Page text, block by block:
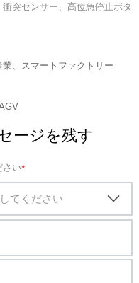
突センサー、高位急停止ボタ
、スマートファクトリー
ージを残す
さい
てください